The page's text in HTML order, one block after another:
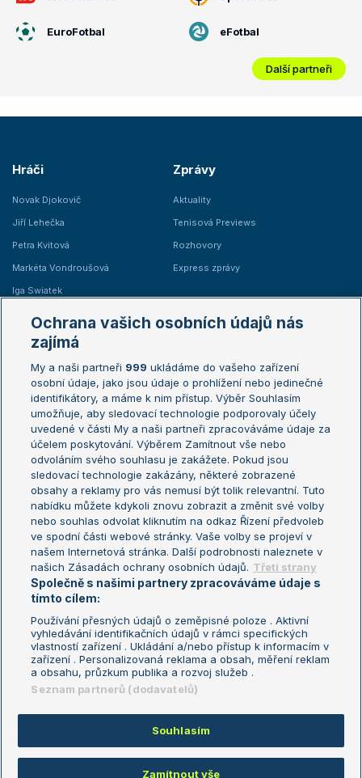
EuroFotbal eFotbal
Další partneři
Hráči
Novak Djokovič
Jiří Lehečka
Petra Kvitová
Markéta Vondroušová
Iga Swiatek
Zprávy
Aktuality
Tenisová Previews
Rozhovory
Express zprávy
Žebříčky
Žebříček ATP (muži)
Žebříček WTA (ženy)
Sázkařský žebříček
Australian Open
French Open
Wimbledon
US Open
Turnaj mistrů
Turnaj mistryň
Aktualní trendy
Fotbalové přestupy
Livesport Daily
LS Prague Open
Podmínky užití
Nastavení soukromí
GDPR a žurnalistika
Reklama
Kontakt
Informace o zpracování osobních
údajů
Copyright © 2008-2026 TenisPortal.cz. Využíváme zpravodajství ČTK.
Ochrana vašich osobních údajů nás
zajímá
My a naši partneři 999 ukládáme do vašeho zařízení
osobní údaje, jako jsou údaje o prohlížení nebo jedinečné
identifikátory, a máme k nim přístup. Výběr Souhlasím
umožňuje, aby sledovací technologie podporovaly účely
uvedené v části My a naši partneři zpracováváme údaje za
účelem poskytování. Výběrem Zamítnout vše nebo
odvoláním svého souhlasu je zakážete. Pokud jsou
sledovací technologie zakázány, některé zobrazené
obsahy a reklamy pro vás nemusí být tolik relevantní. Tuto
nabídku můžete kdykoli znovu zobrazit a změnit své volby
nebo souhlas odvolat kliknutím na odkaz Řízení předvoleb
ve spodní části webové stránky. Vaše volby se projeví v
našem Internetová stránka. Další podrobnosti naleznete v
našich Zásadách ochrany osobních údajů. Třetí strany
Společně s našimi partnery zpracováváme údaje s
tímto cílem:
Používání přesných údajů o zeměpisné poloze . Aktivní
vyhledávání identifikačních údajů v rámci specifických
vlastností zařízení . Ukládání a/nebo přístup k informacím v
zařízení . Personalizovaná reklama a obsah, měření reklam
a obsahu, průzkum publika a rozvoj služeb .
Seznam partnerů (dodavatelů)
Souhlasím
Zamítnout vše